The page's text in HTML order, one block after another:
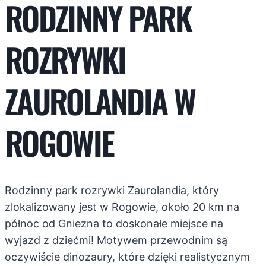
RODZINNY PARK
ROZRYWKI
ZAUROLANDIA W
ROGOWIE
Rodzinny park rozrywki Zaurolandia, który
zlokalizowany jest w Rogowie, około 20 km na
północ od Gniezna to doskonałe miejsce na
wyjazd z dziećmi! Motywem przewodnim są
oczywiście dinozaury, które dzięki realistycznym